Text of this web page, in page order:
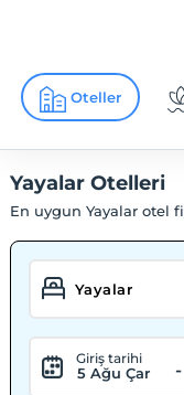
Oteller
Yayalar Otelleri
En uygun Yayalar otel
Giriş tarihi
5 Ağu Çar -